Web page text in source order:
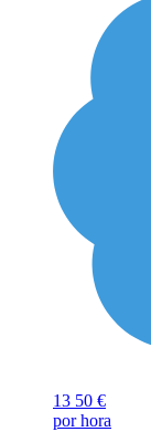
13 50 €
por hora